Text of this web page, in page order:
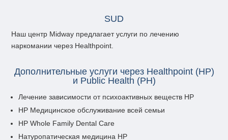
SUD
Наш центр Midway предлагает услуги по лечению
наркомании через Healthpoint.
Дополнительные услуги через Healthpoint (HP)
и Public Health (PH)
Лечение зависимости от психоактивных веществ HP
HP Медицинское обслуживание всей семьи
HP Whole Family Dental Care
Натуропатическая медицина HP